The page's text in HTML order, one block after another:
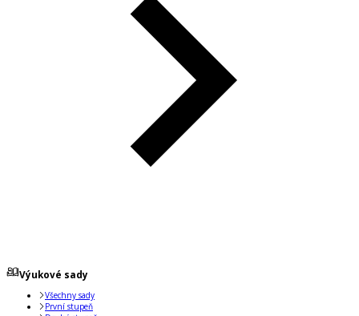
Výukové sady
Všechny sady
První stupeň